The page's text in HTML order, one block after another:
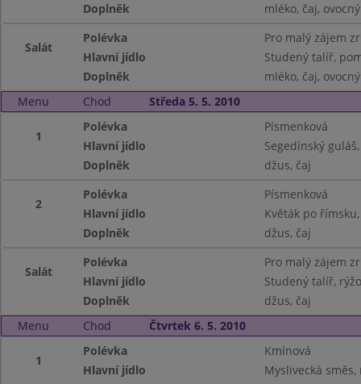
Doplněk
mléko, čaj,
Salát
Polévka
Pro malý zájem
Hlavní jídlo
Studený talíř,
Doplněk
mléko, čaj,
Menu
Chod Středa 5. 5. 2010
1
Polévka
Písmenková
Hlavní jídlo
Segedínský
Doplněk
džus, čaj
2
Polévka
Písmenková
Hlavní jídlo
Květák po
Doplněk
džus, čaj
Salát
Polévka
Pro malý zájem
Hlavní jídlo
Studený talíř,
Doplněk
džus, čaj
Menu
Chod Čtvrtek 6. 5. 2010
1
Polévka
Kmínová
Hlavní jídlo
Myslivecká směs,